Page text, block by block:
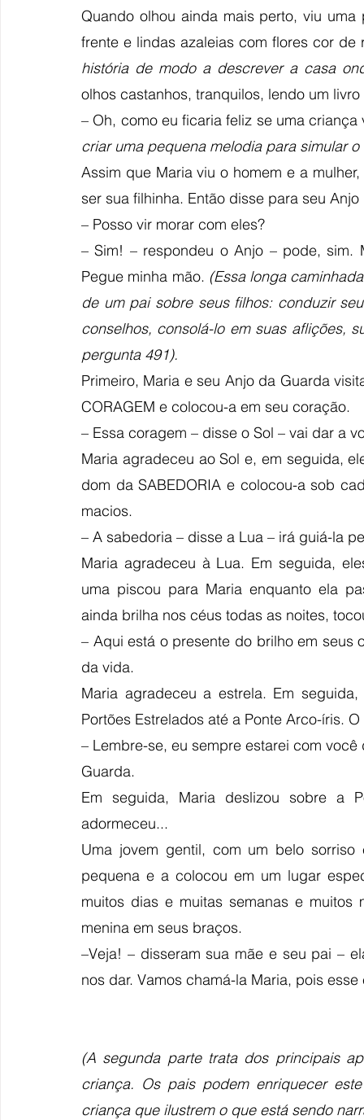
Quando olhou ainda mais perto, viu
frente e lindas azaleias com flores cor de
história de modo a descrever a casa
olhos castanhos, tranquilos, lendo um
– Oh, como eu ficaria feliz se uma
criar uma pequena melodia para simular
Assim que Maria viu o homem e a
ser sua filhinha. Então disse para seu
– Posso vir morar com eles?
– Sim! – respondeu o Anjo – pode, sim.
Pegue minha mão. (Essa longa
de um pai sobre seus filhos: conduzir
conselhos, consolá-lo em suas aflições,
pergunta 491).
Primeiro, Maria e seu Anjo da Guarda
CORAGEM e colocou-a em seu coração.
– Essa coragem – disse o Sol – vai dar a
Maria agradeceu ao Sol e, em seguida,
dom da SABEDORIA e colocou-a sob
macios.
– A sabedoria – disse a Lua – irá guiá-la
Maria agradeceu à Lua. Em seguida,
uma piscou para Maria enquanto ela
ainda brilha nos céus todas as noites,
– Aqui está o presente do brilho em seus
da vida.
Maria agradeceu a estrela. Em
Portões Estrelados até a Ponte Arco-íris.
– Lembre-se, eu sempre estarei com
Guarda.
Em seguida, Maria deslizou sobre a
adormeceu...
Uma jovem gentil, com um belo
pequena e a colocou em um lugar
muitos dias e muitas semanas e
menina em seus braços.
–Veja! – disseram sua mãe e seu pai –
nos dar. Vamos chamá-la Maria, pois
(A segunda parte trata dos principais
criança. Os pais podem enriquecer
criança que ilustrem o que está sendo